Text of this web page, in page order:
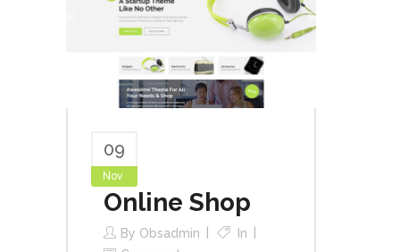
09
Nov
Online Shop
By Obsadmin
In